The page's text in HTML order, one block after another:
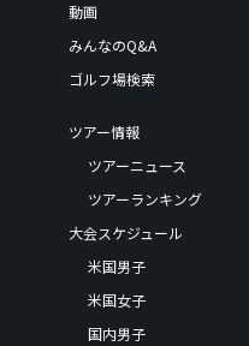
動画
みんなのQ&A
ゴルフ場検索
ツアー情報
ツアーニュース
ツアーランキング
大会スケジュール
米国男子
米国女子
国内男子